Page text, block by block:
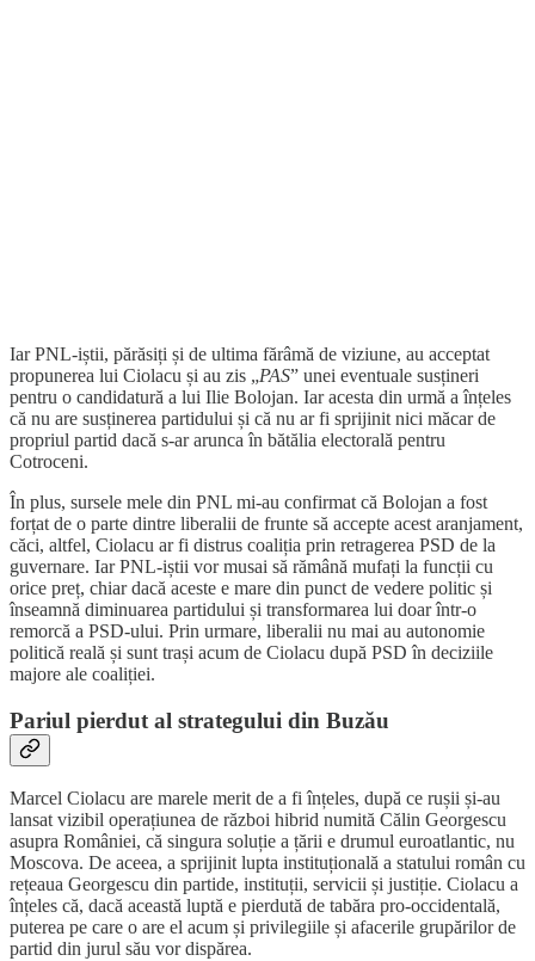
Iar PNL-iștii, părăsiți și de ultima fărâmă de viziune, au acceptat
propunerea lui Ciolacu și au zis „PAS” unei eventuale susțineri
pentru o candidatură a lui Ilie Bolojan. Iar acesta din urmă a înțeles
că nu are susținerea partidului și că nu ar fi sprijinit nici măcar de
propriul partid dacă s-ar arunca în bătălia electorală pentru
Cotroceni.
În plus, sursele mele din PNL mi-au confirmat că Bolojan a fost
forțat de o parte dintre liberalii de frunte să accepte acest aranjament,
căci, altfel, Ciolacu ar fi distrus coaliția prin retragerea PSD de la
guvernare. Iar PNL-iștii vor musai să rămână mufați la funcții cu
orice preț, chiar dacă aceste e mare din punct de vedere politic și
înseamnă diminuarea partidului și transformarea lui doar într-o
remorcă a PSD-ului. Prin urmare, liberalii nu mai au autonomie
politică reală și sunt trași acum de Ciolacu după PSD în deciziile
majore ale coaliției.
Pariul pierdut al strategului din Buzău
Marcel Ciolacu are marele merit de a fi înțeles, după ce rușii și-au
lansat vizibil operațiunea de război hibrid numită Călin Georgescu
asupra României, că singura soluție a țării e drumul euroatlantic, nu
Moscova. De aceea, a sprijinit lupta instituțională a statului român cu
rețeaua Georgescu din partide, instituții, servicii și justiție. Ciolacu a
înțeles că, dacă această luptă e pierdută de tabăra pro-occidentală,
puterea pe care o are el acum și privilegiile și afacerile grupărilor de
partid din jurul său vor dispărea.